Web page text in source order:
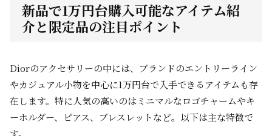
新品で1万円台購入可能なアイテム紹
介と限定品の注目ポイント
Diorのアクセサリーの中には、ブランドのエントリーライン
やカジュアル小物を中心に1万円台で入手できるアイテムも存
在します。特に人気の高いのはミニマルなロゴチャームやキ
ーホルダー、ピアス、ブレスレットなど。以下は主な特徴で
す。